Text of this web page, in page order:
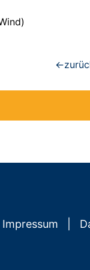
Impressum